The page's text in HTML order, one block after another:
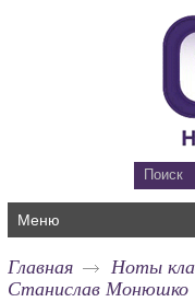
Меню
Главная
Ноты
Станислав Монюшко